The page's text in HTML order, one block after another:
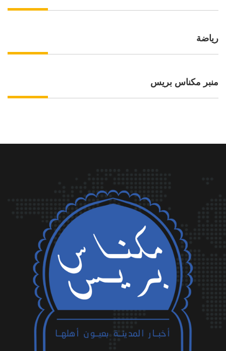
رياضة
منبر مكناس بريس